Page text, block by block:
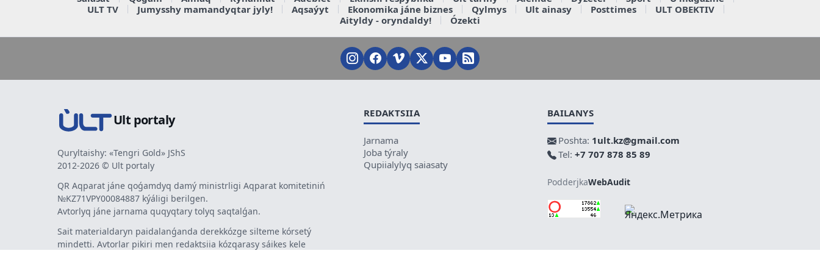
ULT TV
Jumysshy mamandyqtar jyly! Aqsaýyt Ekonomika jáne biznes Qylmys Ult ainasy Posttimes
ULT OBEKTIV
Aityldy - oryndaldy!
Ózekti
Ult portaly
Quryltaishy: «Tengri Gold» JShS
2012-2026 © Ult portaly
QR Aqparat jáne qoǵamdyq damý ministrligi Aqparat komitetiniń
№KZ71VPY00084887 kýáligi berilgen.
Avtorlyq jáne jarnama quqyqtary tolyq saqtalǵan.
Sait materialdaryn paidalanǵanda derekkózge silteme kórsetý
mindetti. Avtorlar pikiri men redaktsiia kózqarasy sáikes kele
REDAKTSIIA
Jarnama
Joba týraly
Qupiialylyq saiasaty
BAILANYS
Poshta: 1ult.kz@gmail.com
Tel: +7 707 878 85 89
PodderjkaWebAudit